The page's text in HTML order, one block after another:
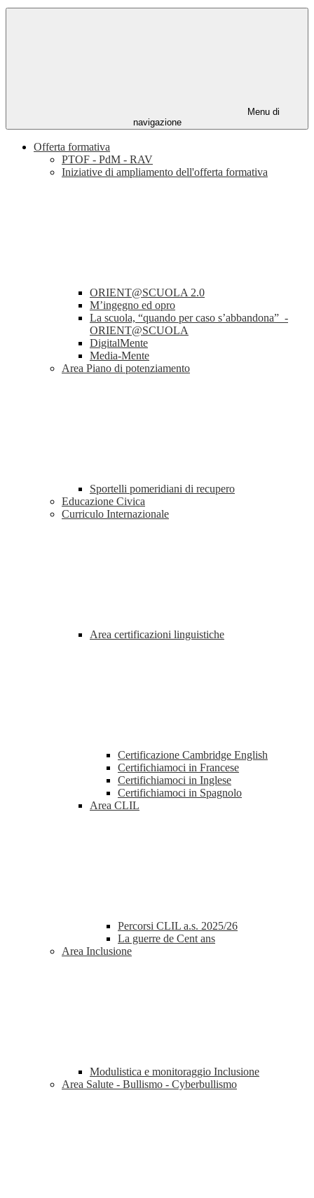
Menu di
navigazione
Offerta formativa
PTOF - PdM - RAV
Iniziative di ampliamento dell'offerta formativa
ORIENT@SCUOLA 2.0
M’ingegno ed opro
La scuola, “quando per caso s’abbandona” -
ORIENT@SCUOLA
DigitalMente
Media-Mente
Area Piano di potenziamento
Sportelli pomeridiani di recupero
Educazione Civica
Curriculo Internazionale
Area certificazioni linguistiche
Certificazione Cambridge English
Certifichiamoci in Francese
Certifichiamoci in Inglese
Certifichiamoci in Spagnolo
Area CLIL
Percorsi CLIL a.s. 2025/26
La guerre de Cent ans
Area Inclusione
Modulistica e monitoraggio Inclusione
Area Salute - Bullismo - Cyberbullismo